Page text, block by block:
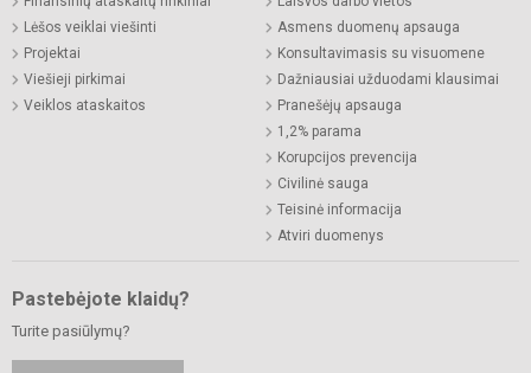
Lėšos veiklai viešinti
Projektai
Viešieji pirkimai
Veiklos ataskaitos
Asmens duomenų apsauga
Konsultavimasis su visuomene
Dažniausiai užduodami klausimai
Pranešėjų apsauga
1,2% parama
Korupcijos prevencija
Civilinė sauga
Teisinė informacija
Atviri duomenys
Pastebėjote klaidų?
Turite pasiūlymų?